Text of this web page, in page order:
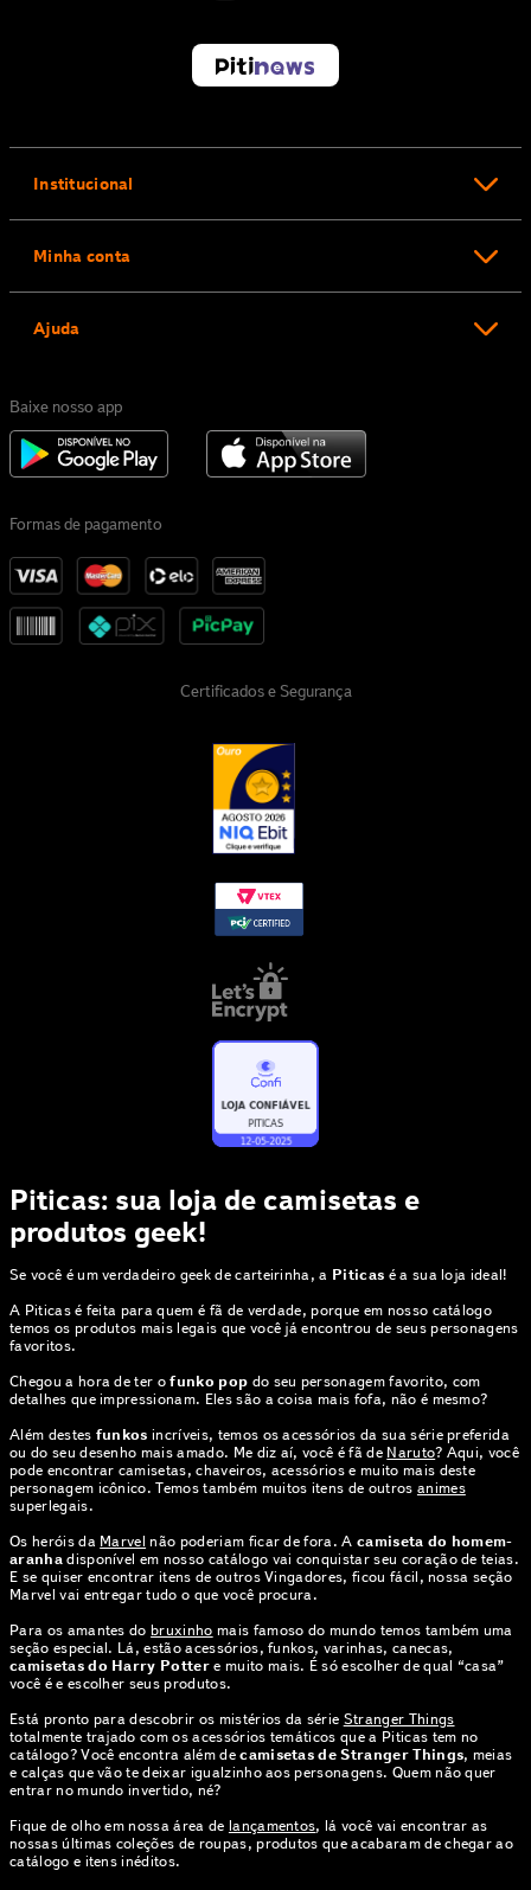
Institucional
Minha conta
Ajuda
Baixe nosso app
Formas de pagamento
Certificados e Segurança
Piticas: sua loja de camisetas e
produtos geek!
Se você é um verdadeiro geek de carteirinha, a Piticas é a sua loja ideal!
A Piticas é feita para quem é fã de verdade, porque em nosso catálogo
temos os produtos mais legais que você já encontrou de seus personagens
favoritos.
Chegou a hora de ter ofunko pop do seu personagem favorito, com
detalhes que impressionam. Eles são a coisa mais fofa, não é mesmo?
Além destes funkos incríveis, temos os acessórios da sua série preferida
ou do seu desenho mais amado. Me diz aí, você é fã de Naruto? Aqui, você
pode encontrar camisetas, chaveiros, acessórios e muito mais deste
personagem icônico. Temos também muitos itens de outros animes
superlegais.
Os heróis da Marvel não poderiam ficar de fora. Acamiseta do homem-
aranhadisponível em nosso catálogo vai conquistar seu coração de teias.
E se quiser encontrar itens de outros Vingadores, ficou fácil, nossa seção
Marvel vai entregar tudo o que você procura.
Para os amantes dobruxinho mais famoso do mundo temos também uma
seção especial. Lá, estão acessórios, funkos, varinhas, canecas,
camisetas do Harry Potter e muito mais. É só escolher de qual “casa”
você é e escolher seus produtos.
Está pronto para descobrir os mistérios da série Stranger Things
totalmente trajado com os acessórios temáticos que a Piticas tem no
catálogo? Você encontra além decamisetas de Stranger Things, meias
e calças que vão te deixar igualzinho aos personagens. Quem não quer
entrar no mundo invertido, né?
Fique de olho em nossa área de lançamentos, lá você vai encontrar as
nossas últimas coleções de roupas, produtos que acabaram de chegar ao
catálogo e itens inéditos.